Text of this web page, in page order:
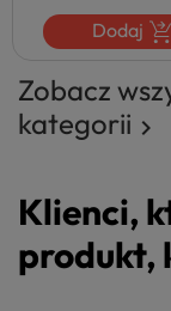
Dodaj
Zobacz
kategorii 
Klienci,
produkt,